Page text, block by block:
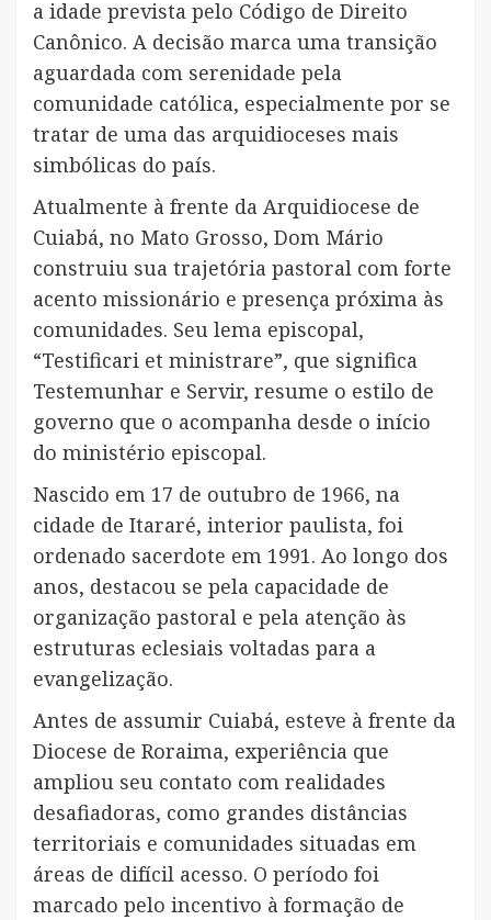
a idade prevista pelo Código de Direito
Canônico. A decisão marca uma transição
aguardada com serenidade pela
comunidade católica, especialmente por se
tratar de uma das arquidioceses mais
simbólicas do país.
Atualmente à frente da Arquidiocese de
Cuiabá, no Mato Grosso, Dom Mário
construiu sua trajetória pastoral com forte
acento missionário e presença próxima às
comunidades. Seu lema episcopal,
“Testificari et ministrare”, que significa
Testemunhar e Servir, resume o estilo de
governo que o acompanha desde o início
do ministério episcopal.
Nascido em 17 de outubro de 1966, na
cidade de Itararé, interior paulista, foi
ordenado sacerdote em 1991. Ao longo dos
anos, destacou se pela capacidade de
organização pastoral e pela atenção às
estruturas eclesiais voltadas para a
evangelização.
Antes de assumir Cuiabá, esteve à frente da
Diocese de Roraima, experiência que
ampliou seu contato com realidades
desafiadoras, como grandes distâncias
territoriais e comunidades situadas em
áreas de difícil acesso. O período foi
marcado pelo incentivo à formação de